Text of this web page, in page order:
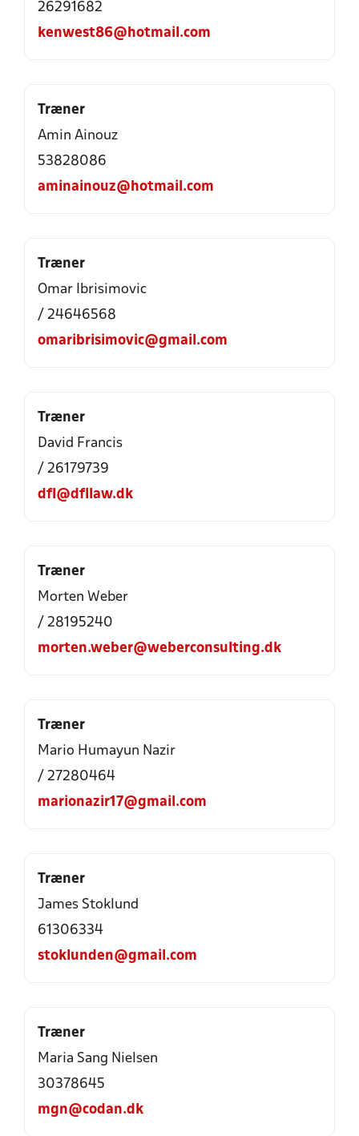
26291682
kenwest86@hotmail.com
Træner
Amin Ainouz
53828086
aminainouz@hotmail.com
Træner
Omar Ibrisimovic
/ 24646568
omaribrisimovic@gmail.com
Træner
David Francis
/ 26179739
dfl@dfllaw.dk
Træner
Morten Weber
/ 28195240
morten.weber@weberconsulting.dk
Træner
Mario Humayun Nazir
/ 27280464
marionazir17@gmail.com
Træner
James Stoklund
61306334
stoklunden@gmail.com
Træner
Maria Sang Nielsen
30378645
mgn@codan.dk